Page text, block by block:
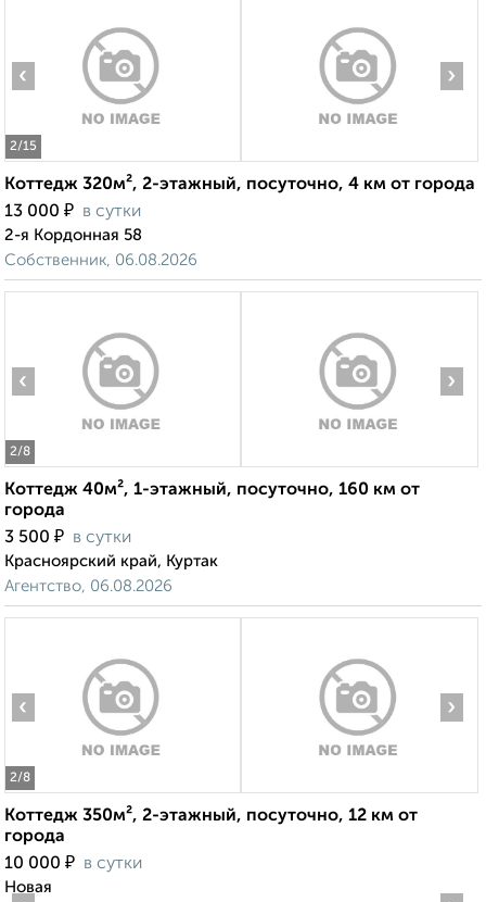
2/15
‹ ›
Коттедж 320м², 2-этажный, посуточно, 4 км от города
13 000 ₽ в сутки
2-я Кордонная 58
Собственник, 06.08.2026
2/8
‹ ›
Коттедж 40м², 1-этажный, посуточно, 160 км от
города
3 500 ₽ в сутки
Красноярский край, Куртак
Агентство, 06.08.2026
2/8
‹ ›
Коттедж 350м², 2-этажный, посуточно, 12 км от
города
10 000 ₽ в сутки
Новая